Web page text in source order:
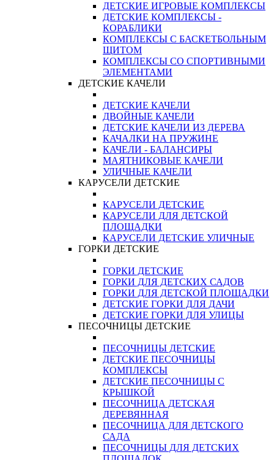
ДЕТСКИЕ ИГРОВЫЕ КОМПЛЕКСЫ
ДЕТСКИЕ КОМПЛЕКСЫ -
КОРАБЛИКИ
КОМПЛЕКСЫ С БАСКЕТБОЛЬНЫМ
ЩИТОМ
КОМПЛЕКСЫ СО СПОРТИВНЫМИ
ЭЛЕМЕНТАМИ
ДЕТСКИЕ КАЧЕЛИ
ДЕТСКИЕ КАЧЕЛИ
ДВОЙНЫЕ КАЧЕЛИ
ДЕТСКИЕ КАЧЕЛИ ИЗ ДЕРЕВА
КАЧАЛКИ НА ПРУЖИНЕ
КАЧЕЛИ - БАЛАНСИРЫ
МАЯТНИКОВЫЕ КАЧЕЛИ
УЛИЧНЫЕ КАЧЕЛИ
КАРУСЕЛИ ДЕТСКИЕ
КАРУСЕЛИ ДЕТСКИЕ
КАРУСЕЛИ ДЛЯ ДЕТСКОЙ
ПЛОЩАДКИ
КАРУСЕЛИ ДЕТСКИЕ УЛИЧНЫЕ
ГОРКИ ДЕТСКИЕ
ГОРКИ ДЕТСКИЕ
ГОРКИ ДЛЯ ДЕТСКИХ САДОВ
ГОРКИ ДЛЯ ДЕТСКОЙ ПЛОЩАДКИ
ДЕТСКИЕ ГОРКИ ДЛЯ ДАЧИ
ДЕТСКИЕ ГОРКИ ДЛЯ УЛИЦЫ
ПЕСОЧНИЦЫ ДЕТСКИЕ
ПЕСОЧНИЦЫ ДЕТСКИЕ
ДЕТСКИЕ ПЕСОЧНИЦЫ
КОМПЛЕКСЫ
ДЕТСКИЕ ПЕСОЧНИЦЫ С
КРЫШКОЙ
ПЕСОЧНИЦА ДЕТСКАЯ
ДЕРЕВЯННАЯ
ПЕСОЧНИЦА ДЛЯ ДЕТСКОГО
САДА
ПЕСОЧНИЦЫ ДЛЯ ДЕТСКИХ